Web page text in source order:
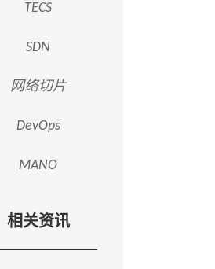
TECS
SDN
网络切片
DevOps
MANO
相关资讯